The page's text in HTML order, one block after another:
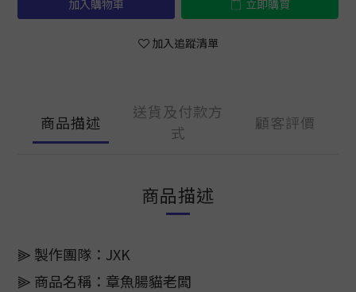
加入購物車 立即購買
加入追蹤清單
商品描述
送貨及付款方
式
顧客評價
商品描述
⫸ 製作團隊：JXK
⫸ 商品名稱：章魚腸貓老闆